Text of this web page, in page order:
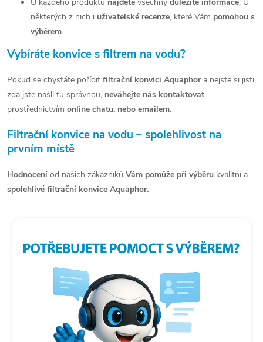
y
v
ý
p
i
s
u
některých z nich i uživatelské recenze, které Vám pomohou s
výběrem.
Vybíráte konvice s filtrem na vodu?
Pokud se chystáte pořídit filtrační konvici Aquaphora nejste si jisti,
zda jste našli tu správnou, neváhejte nás kontaktovat
prostřednictvím online chatu, nebo emailem.
Filtrační konvice na vodu – spolehlivost na
prvním místě
Hodnocení od našich zákazníků Vám pomůže při výběru kvalitní a
spolehlivé filtrační konvice Aquaphor.